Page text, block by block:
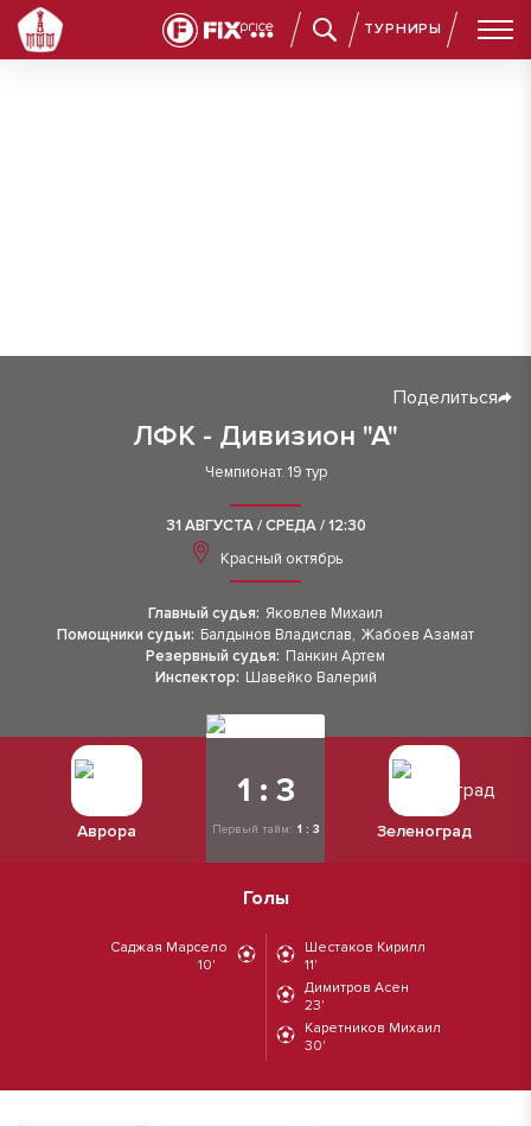
ТУРНИРЫ
ЛФК - Дивизион "А"
Поделиться
Чемпионат. 19 тур
31 АВГУСТА / СРЕДА / 12:30
Красный октябрь
Главный судья: Яковлев Михаил
Помощники судьи: Балдынов Владислав, Жабоев Азамат
Резервный судья: Панкин Артем
Инспектор: Шавейко Валерий
Аврора
1 : 3
Первый тайм: 1 : 3 Зеленоград
Голы
Саджая Марсело
10'
Шестаков Кирилл
11'
Димитров Асен
23'
Каретников Михаил
30'